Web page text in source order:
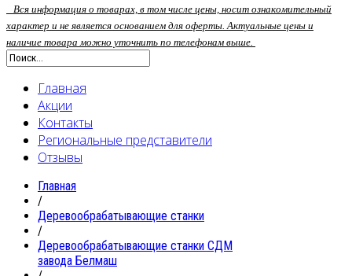
Вся информация о товарах, в том числе цены, носит ознакомительный
характер и не является основанием для оферты. Актуальные цены и
наличие товара можно уточнить по телефонам выше.
Главная
Акции
Контакты
Региональные представители
Отзывы
Главная
/
Деревообрабатывающие станки
/
Деревообрабатывающие станки СДМ
завода Белмаш